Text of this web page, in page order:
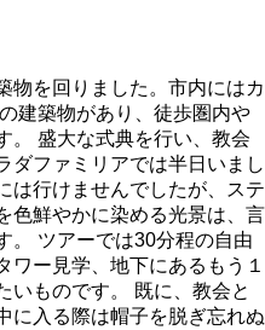
物を回りました。市内にはカ
建築物があり、徒歩圏内や
。 盛大な式典を行い、教会
ダファミリアでは半日いまし
は行けませんでしたが、ステ
色鮮やかに染める光景は、言
。 ツアーでは30分程の自由
ワー見学、地下にあるもう１
いものです。 既に、教会と
に入る際は帽子を脱ぎ忘れぬ